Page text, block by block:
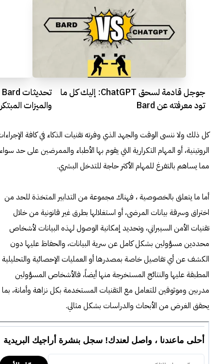
جوجل قادمة لسحق ChatGPT: إليك كل ما
تود معرفته عن Bard
والميزات
كل ذلك ولا ننسى الوقت والجهد الذي وفرته تقنيات الذكاء في كافة
الروتينية، أو المهام التكرارية التي يقوم بها الأطباء والممرضين على حد
مما يساهم بالتفرغ للمهام الأكثر حاجة للتدخل البشري.
أما ما يتعلق بالخصوصية ، فهناك مجموعة من التدابير المتخذة للحد من
اختراق وسرقة بيانات المرضى، أو استغلالها بطرق غير قانونية من خلال
تقنيات الأمن السيبراني، وتحديد إمكانية الوصول لهذه البيانات لأشخاص
محددين مسؤولين بشكل كامل عن سرية البيانات، والحفاظ عليها دون
الكشف عن أي تفاصيل خاصة بمصدرها أو العمليات الإحصائية والتحليلية
المطبقة عليها والنتائج المستخرجة منها أيضاً، فالأشخاص المسؤولين
مدربين وموثوقين للتعامل مع التقنيات المستخدمة بكل نزاهة وأمانة، بما
يحقق الغرض من الأبحاث والدراسات بشكل مثالي.